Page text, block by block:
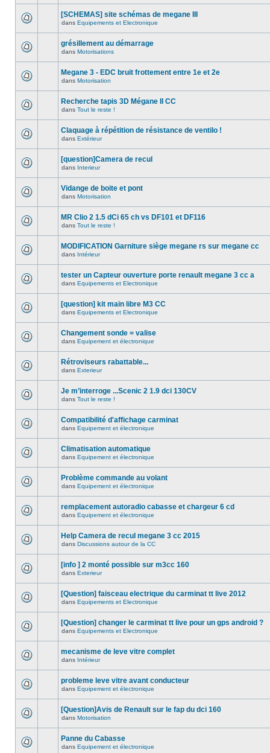
[SCHEMAS] site schémas de megane III
dans Equipements et Electronique
grésillement au démarrage
dans Motorisations
Megane 3 - EDC bruit frottement entre 1e et 2e
dans Motorisation
Recherche tapis 3D Mégane II CC
dans Tout le reste !
Claquage à répétition de résistance de ventilo !
dans Extérieur
[question]Camera de recul
dans Interieur
Vidange de boite et pont
dans Motorisation
MR Clio 2 1.5 dCi 65 ch vs DF101 et DF116
dans Tout le reste !
MODIFICATION Garniture siège megane rs sur megane cc
dans Intérieur
tester un Capteur ouverture porte renault megane 3 cc a
dans Equipements et Electronique
[question] kit main libre M3 CC
dans Equipements et Electronique
Changement sonde = valise
dans Equipement et électronique
Rétroviseurs rabattable...
dans Exterieur
Je m’interroge ...Scenic 2 1.9 dci 130CV
dans Tout le reste !
Compatibilité d'affichage carminat
dans Equipement et électronique
Climatisation automatique
dans Equipement et électronique
Problème commande au volant
dans Equipement et électronique
remplacement autoradio cabasse et chargeur 6 cd
dans Equipement et électronique
Help Camera de recul megane 3 cc 2015
dans Discussions autour de la CC
[info ] 2 monté possible sur m3cc 160
dans Exterieur
[Question] faisceau electrique du carminat tt live 2012
dans Equipements et Electronique
[Question] changer le carminat tt live pour un gps android ?
dans Equipements et Electronique
mecanisme de leve vitre complet
dans Intérieur
probleme leve vitre avant conducteur
dans Equipement et électronique
[Question]Avis de Renault sur le fap du dci 160
dans Motorisation
Panne du Cabasse
dans Equipement et électronique